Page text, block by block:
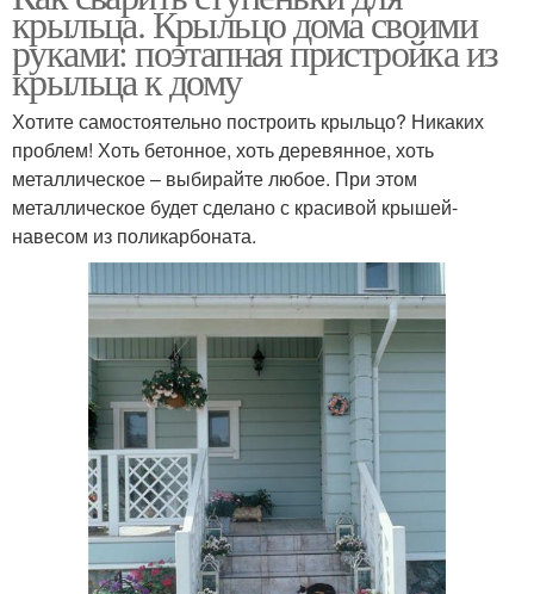
крыльца. Крыльцо дома своими
руками: поэтапная пристройка из
крыльца к дому
Хотите самостоятельно построить крыльцо? Никаких
проблем! Хоть бетонное, хоть деревянное, хоть
металлическое – выбирайте любое. При этом
металлическое будет сделано с красивой крышей-
навесом из поликарбоната.